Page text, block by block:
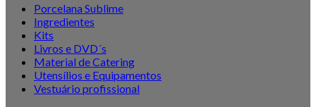
Porcelana Sublime
Ingredientes
Kits
Livros e DVD´s
Material de Catering
Utensílios e Equipamentos
Vestuário profissional